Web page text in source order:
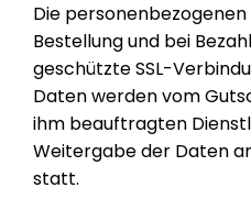
Die
Bestellung und bei
geschützte SSL-
Daten werden vom
ihm beauftragten
Weitergabe der Daten
statt.